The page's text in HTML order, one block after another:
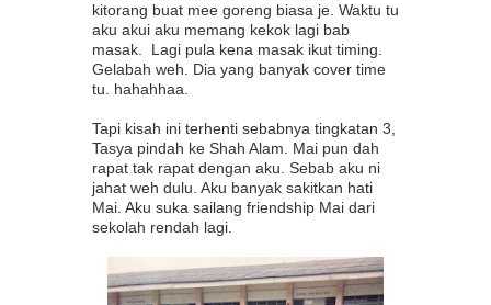
kitorang buat mee goreng biasa je. Waktu tu
aku akui aku memang kekok lagi bab
masak. Lagi pula kena masak ikut timing.
Gelabah weh. Dia yang banyak cover time
tu. hahahhaa.
Tapi kisah ini terhenti sebabnya tingkatan 3,
Tasya pindah ke Shah Alam. Mai pun dah
rapat tak rapat dengan aku. Sebab aku ni
jahat weh dulu. Aku banyak sakitkan hati
Mai. Aku suka sailang friendship Mai dari
sekolah rendah lagi.